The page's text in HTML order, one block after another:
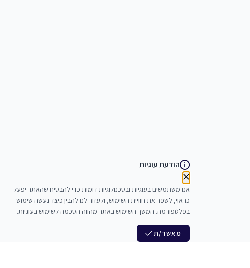
הודעת עוגיות
אנו משתמשים בעוגיות ובטכנולוגיות דומות כדי להבטיח שהאתר יפעל
כראוי, לשפר את חוויית השימוש, ולעזור לנו להבין כיצד נעשה שימוש
בפלטפורמה. המשך השימוש באתר מהווה הסכמה לשימוש בעוגיות.
מאשר/ת